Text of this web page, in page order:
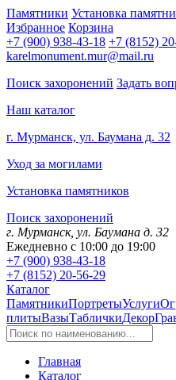
Памятники Установка
Избранное Корзина
+7 (900) 938-43-18 +7 (8152)
karelmonument.mur@mail.ru
Поиск захоронений Задать
Наш каталог
г. Мурманск, ул. Баумана д. 32
Уход за могилами
Установка памятников
Поиск захоронений
г. Мурманск, ул. Баумана д. 32
Ежедневно с 10:00 до 19:00
+7 (900) 938-43-18
+7 (8152) 20-56-29
Каталог
ПамятникиПортретыУслуги
плитыВазыТабличкиДекор
Главная
Каталог